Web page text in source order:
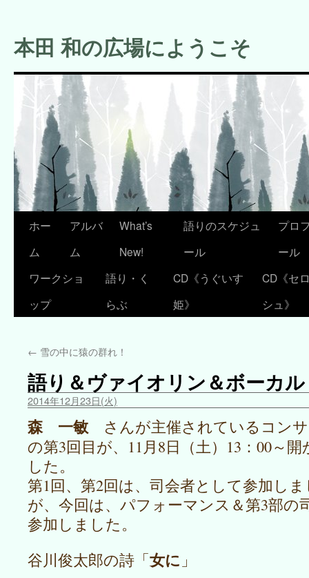
テ
ン
本田 和の広場にようこそ
ホー
ム
アルバ
ム
What’s
New!
語りのスケジュ
ール
プロ
ール
ワークショ
ップ
語り・く
らぶ
CD《うぐいす
姫》
CD《セ
シュ》
← 雪の中に猿の群れ！
語り＆ヴァイオリン＆ボーカル
2014年12月23日(火)
森 一敏 さんが主催されているコン
の第3回目が、11月8日（土）13：00～
した。
第1回、第2回は、司会者として参加し
が、今回は、パフォーマンス＆第3部の
参加しました。
谷川俊太郎の詩「女に 」